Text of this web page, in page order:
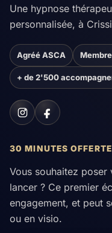
Enfant
Tissot
Une hypnose
personnalisée, à
Agréé ASCA
+ de 2'500
30 MINUTES
Vous souhaitez
lancer ? Ce premier
engagement, et peut
ou en visio.